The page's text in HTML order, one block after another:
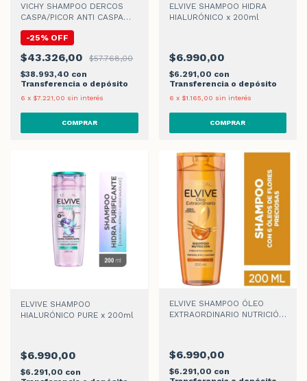
VICHY SHAMPOO DERCOS
CASPA/PICOR ANTI CASPA
-25% OFF
$43.326,00
$57.768,00
$38.993,40 con
Transferencia o depósito
6 x $7.221,00 sin interés
ELVIVE SHAMPOO HIDRA
HIALURÓNICO x 200ml
$6.990,00
$6.291,00 con
Transferencia o depósito
6 x $1.165,00 sin interés
ELVIVE SHAMPOO
HIALURÓNICO PURE x 200ml
$6.990,00
$6.291,00 con
ELVIVE SHAMPOO ÓLEO
EXTRAORDINARIO NUTRICIÓN
$6.990,00
$6.291,00 con